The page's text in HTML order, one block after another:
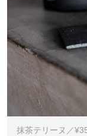
抹茶テリーヌ／